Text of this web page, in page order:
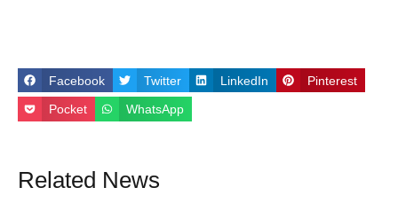
Facebook Twitter LinkedIn Pinterest
Pocket WhatsApp
Related News